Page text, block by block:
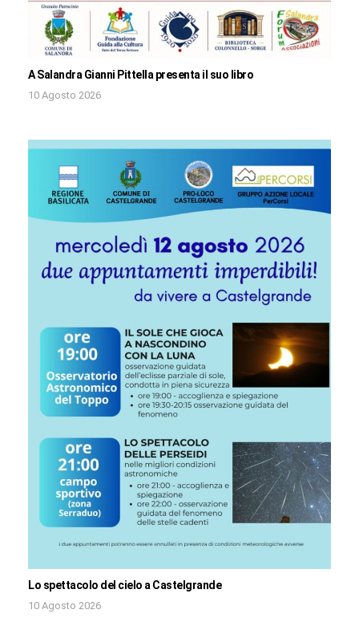
A Salandra Gianni Pittella presenta il suo libro
10 Agosto 2026
Lo spettacolo del cielo a Castelgrande
10 Agosto 2026